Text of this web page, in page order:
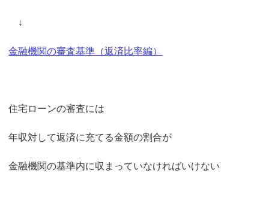
↓
金融機関の審査基準（返済比率編）
住宅ローンの審査には
年収対して返済に充てる金額の割合が
金融機関の基準内に収まっていなければいけない